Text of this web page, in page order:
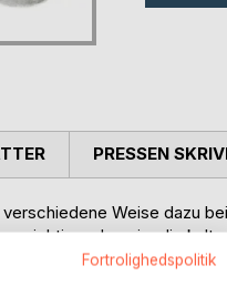
Weise dazu
wichtiger denn je, die
der Gründe dafür, dass es
PRESSEN
Fortrolighedspolitik